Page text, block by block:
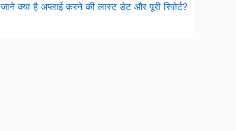
जाने क्या है अप्लाई करने की लास्ट डेट और पूरी रिपोर्ट?